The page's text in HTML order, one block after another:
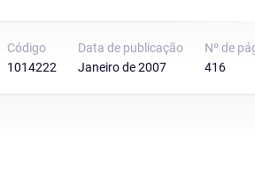
Código
1014222
Data de publicação
Janeiro de 2007
Nº de
416